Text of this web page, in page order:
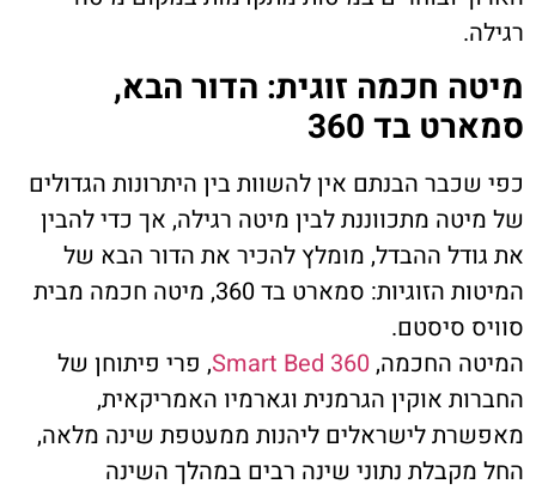
רגילה.
מיטה חכמה זוגית: הדור הבא,
סמארט בד 360
כפי שכבר הבנתם אין להשוות בין היתרונות הגדולים
של מיטה מתכווננת לבין מיטה רגילה, אך כדי להבין
את גודל ההבדל, מומלץ להכיר את הדור הבא של
המיטות הזוגיות: סמארט בד 360, מיטה חכמה מבית
סוויס סיסטם.
המיטה החכמה, Smart Bed 360, פרי פיתוחן של
החברות אוקין הגרמנית וגארמיו האמריקאית,
מאפשרת לישראלים ליהנות ממעטפת שינה מלאה,
החל מקבלת נתוני שינה רבים במהלך השינה